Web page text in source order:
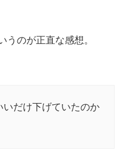
うのが正直な感想。
いだけ下げていたのか